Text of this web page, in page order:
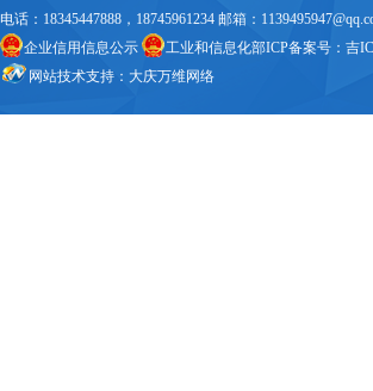
电话：18345447888，18745961234 邮箱：
企业信用信息公示
工业和信息化部ICP备案号： 吉
网站技术支持： 大庆万维网络